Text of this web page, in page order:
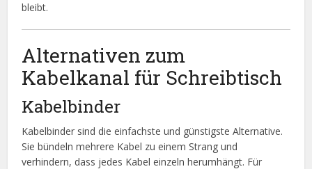
bleibt.
Alternativen zum
Kabelkanal für Schreibtisch
Kabelbinder
Kabelbinder sind die einfachste und günstigste Alternative.
Sie bündeln mehrere Kabel zu einem Strang und
verhindern, dass jedes Kabel einzeln herumhängt. Für